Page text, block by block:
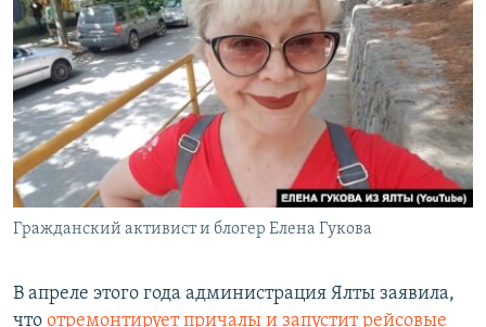
Гражданский активист и блогер Елена Гукова
В апреле этого года администрация Ялты заявила,
что отремонтирует причалы и запустит рейсовые